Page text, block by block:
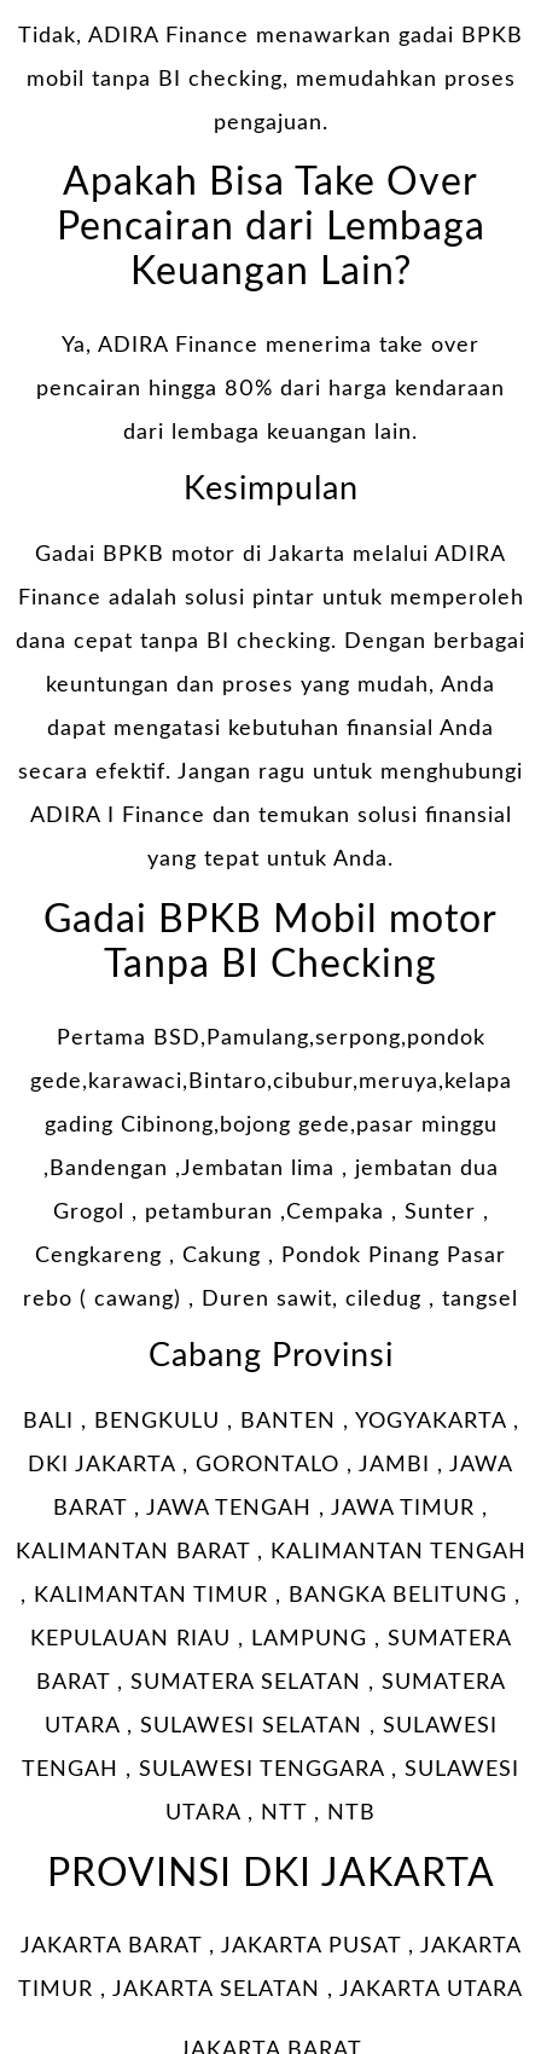
Tidak, ADIRA Finance menawarkan gadai BPKB
mobil tanpa BI checking, memudahkan proses
pengajuan.
Apakah Bisa Take Over
Pencairan dari Lembaga
Keuangan Lain?
Ya, ADIRA Finance menerima take over
pencairan hingga 80% dari harga kendaraan
dari lembaga keuangan lain.
Kesimpulan
Gadai BPKB motor di Jakarta melalui ADIRA
Finance adalah solusi pintar untuk memperoleh
dana cepat tanpa BI checking. Dengan berbagai
keuntungan dan proses yang mudah, Anda
dapat mengatasi kebutuhan finansial Anda
secara efektif. Jangan ragu untuk menghubungi
ADIRA I Finance dan temukan solusi finansial
yang tepat untuk Anda.
Gadai BPKB Mobil motor
Tanpa BI Checking
Pertama BSD,Pamulang,serpong,pondok
gede,karawaci,Bintaro,cibubur,meruya,kelapa
gading Cibinong,bojong gede,pasar minggu
,Bandengan ,Jembatan lima , jembatan dua
Grogol , petamburan ,Cempaka , Sunter ,
Cengkareng , Cakung , Pondok Pinang Pasar
rebo ( cawang) , Duren sawit, ciledug , tangsel
Cabang Provinsi
BALI , BENGKULU , BANTEN , YOGYAKARTA ,
DKI JAKARTA , GORONTALO , JAMBI , JAWA
BARAT , JAWA TENGAH , JAWA TIMUR ,
KALIMANTAN BARAT , KALIMANTAN TENGAH
, KALIMANTAN TIMUR , BANGKA BELITUNG ,
KEPULAUAN RIAU , LAMPUNG , SUMATERA
BARAT , SUMATERA SELATAN , SUMATERA
UTARA , SULAWESI SELATAN , SULAWESI
TENGAH , SULAWESI TENGGARA , SULAWESI
UTARA , NTT , NTB
PROVINSI DKI JAKARTA
JAKARTA BARAT , JAKARTA PUSAT , JAKARTA
TIMUR , JAKARTA SELATAN , JAKARTA UTARA